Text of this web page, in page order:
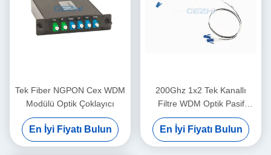
Tek Fiber NGPON Cex WDM
Modülü Optik Çoklayıcı
En İyi Fiyatı Bulun
200Ghz 1x2 Tek Kanallı
Filtre WDM Optik Pasif
Bileşen
En İyi Fiyatı Bulun